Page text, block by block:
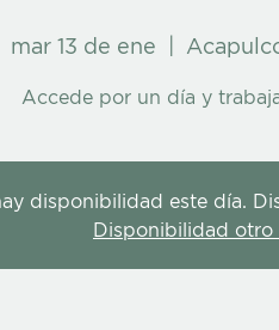
mar 13 de ene
Accede por un día y
disponibilidad este día.
Disponibilidad otro